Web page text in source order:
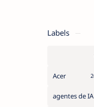
Labels
Acer
agentes de IA